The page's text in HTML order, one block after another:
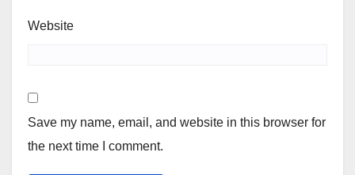
Website
Save my name, email, and website in this browser for
the next time I comment.